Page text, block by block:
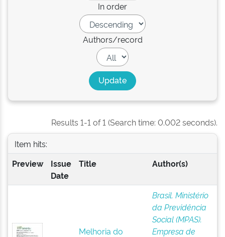
In order
Authors/record
Results 1-1 of 1 (Search time: 0.002 seconds).
Item hits:
Preview
Issue
Date
Title Author(s)
Melhoria do
Brasil. Ministério
da Previdência
Social (MPAS).
Empresa de